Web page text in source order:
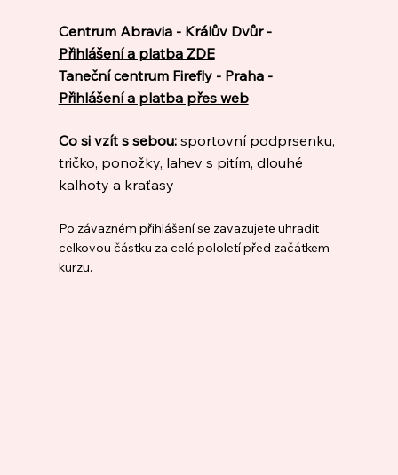
Centrum Abravia - Králův Dvůr -
Přihlášení a platba ZDE
Taneční centrum Firefly - Praha -
Přihlášení a platba přes web
Co si vzít s sebou:sportovní podprsenku,
tričko, ponožky, lahev s pitím, dlouhé
kalhoty a kraťasy
Po závazném přihlášení se zavazujete uhradit
celkovou částku za celé pololetí před začátkem
kurzu.